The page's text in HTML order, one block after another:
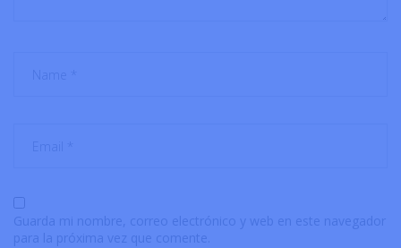
Guarda mi nombre, correo electrónico y web en este navegador
para la próxima vez que comente.